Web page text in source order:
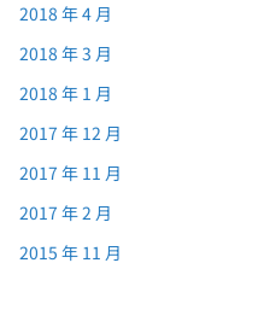
2018 年 4 月
2018 年 3 月
2018 年 1 月
2017 年 12 月
2017 年 11 月
2017 年 2 月
2015 年 11 月